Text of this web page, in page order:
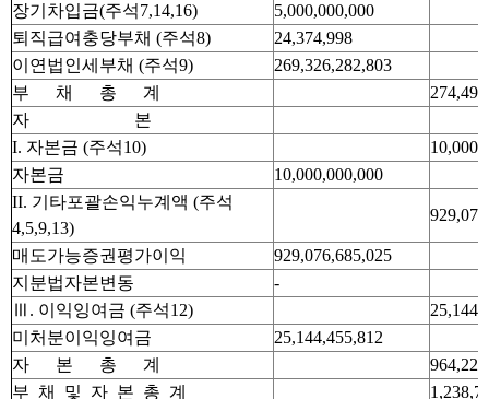
장기차입금(주석7,14,16)
5,000,000,000
퇴직급여충당부채 (주석8)
24,374,998
이연법인세부채 (주석9)
269,326,282,803
부 채 총 계
자 본
I. 자본금 (주석10)
자본금
10,000,000,000
II. 기타포괄손익누계액 (주석
4,5,9,13)
매도가능증권평가이익
929,076,685,025
지분법자본변동
-
Ⅲ. 이익잉여금 (주석12)
미처분이익잉여금
25,144,455,812
자 본 총 계
부 채 및 자 본 총 계